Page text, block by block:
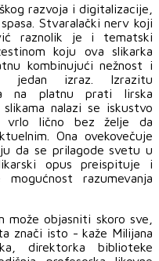
razvoja i digitalizacije,
Stvaralački nerv koji
raznolik je i tematski
koju ova slikarka
kombinujući nežnost i
jedan izraz. Izrazitu
na platnu prati lirska
nalazi se iskustvo
vrlo lično bez želje da
Ona ovekovečuje
da se prilagode svetu u
opus preispituje i
razumevanja
objasniti skoro sve,
znači isto - kaže Milijana
direktorka biblioteke